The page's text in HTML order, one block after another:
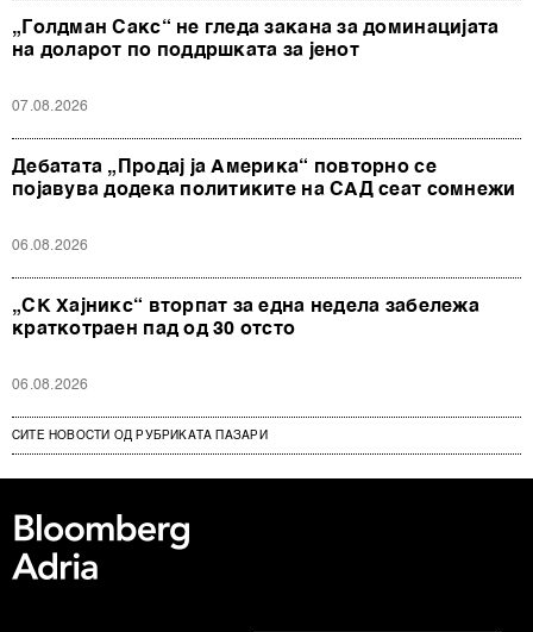
„Голдман Сакс“ не гледа закана за доминацијата
на доларот по поддршката за јенот
07.08.2026
Дебатата „Продај ја Америка“ повторно се
појавува додека политиките на САД сеат сомнежи
06.08.2026
„СК Хајникс“ вторпат за една недела забележа
краткотраен пад од 30 отсто
06.08.2026
СИТЕ НОВОСТИ ОД РУБРИКАТА ПАЗАРИ